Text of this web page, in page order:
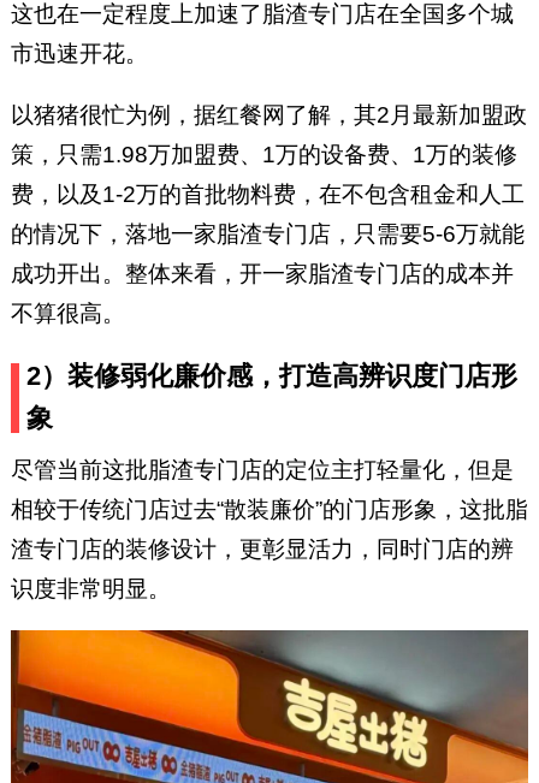
这也在一定程度上加速了脂渣专门店在全国多个城
市迅速开花。
以猪猪很忙为例，据红餐网了解，其2月最新加盟政
策，只需1.98万加盟费、1万的设备费、1万的装修
费，以及1-2万的首批物料费，在不包含租金和人工
的情况下，落地一家脂渣专门店，只需要5-6万就能
成功开出。整体来看，开一家脂渣专门店的成本并
不算很高。
2）装修弱化廉价感，打造高辨识度门店形
象
尽管当前这批脂渣专门店的定位主打轻量化，但是
相较于传统门店过去“散装廉价”的门店形象，这批脂
渣专门店的装修设计，更彰显活力，同时门店的辨
识度非常明显。